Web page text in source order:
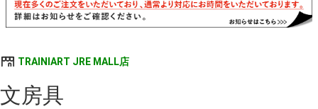
TRAINIART JRE MALL店
文房具